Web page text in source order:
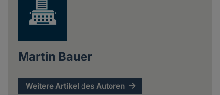
Martin Bauer
Weitere Artikel des Autoren